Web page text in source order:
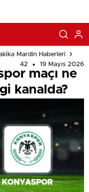
Mardin Haberleri
42
19 Mayıs 2026
maçı ne
kanalda?